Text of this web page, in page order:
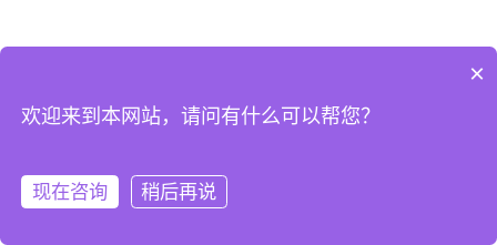
×
欢迎来到本网站，请问有什么可以帮您？
现在咨询 稍后再说